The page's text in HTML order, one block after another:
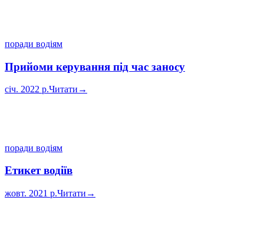
поради водіям
Прийоми керування під час заносу
січ. 2022 р.Читати →
поради водіям
Етикет водіїв
жовт. 2021 р.Читати →